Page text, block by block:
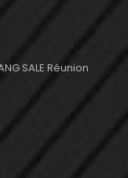
SALE Réunion